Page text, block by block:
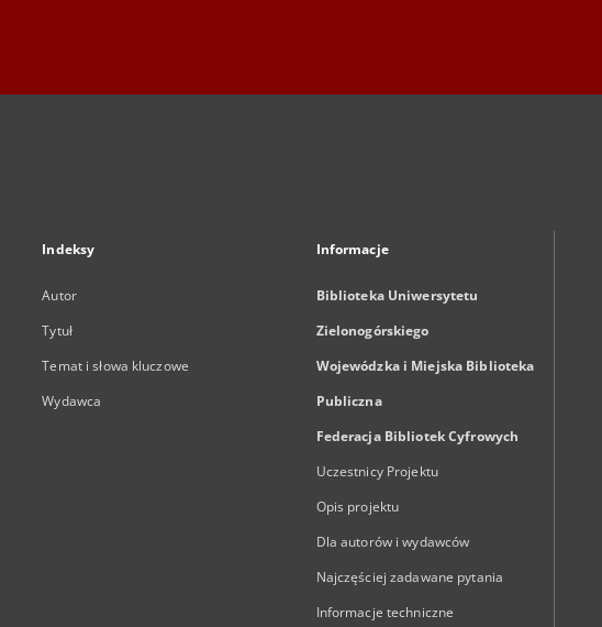
Indeksy
Autor
Tytuł
Temat i słowa kluczowe
Wydawca
Informacje
Biblioteka Uniwersytetu
Zielonogórskiego
Wojewódzka i Miejska Biblioteka
Publiczna
Federacja Bibliotek Cyfrowych
Uczestnicy Projektu
Opis projektu
Dla autorów i wydawców
Najczęściej zadawane pytania
Informacje techniczne